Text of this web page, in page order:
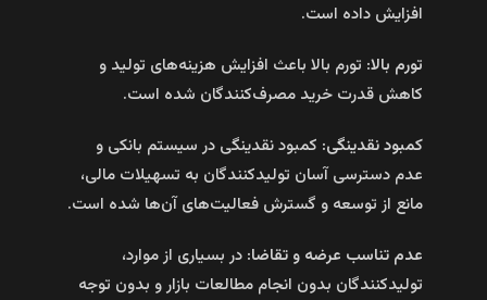
افزایش داده است.
تورم بالا: تورم بالا باعث افزایش هزینه‌های تولید و
کاهش قدرت خرید مصرف‌کنندگان شده است.
کمبود نقدینگی: کمبود نقدینگی در سیستم بانکی و
عدم دسترسی آسان تولیدکنندگان به تسهیلات مالی،
مانع از توسعه و گسترش فعالیت‌های آن‌ها شده است.
عدم تناسب عرضه و تقاضا: در بسیاری از موارد،
تولیدکنندگان بدون انجام مطالعات بازار و بدون توجه